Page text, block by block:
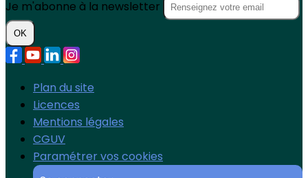
Je m'abonne à la newsletter
OK
Plan du site
Licences
Mentions légales
CGUV
Paramétrer vos cookies